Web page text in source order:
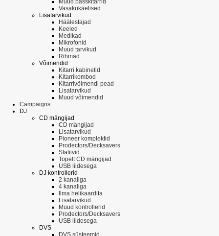
Muud basskitarrid
Vasakukäelised
Lisatarvikud
Häälestajad
Keeled
Medikad
Mikrofonid
Muud tarvikud
Rihmad
Võimendid
Kitarri kabinetid
Kitarrikombod
Kitarrivõimendi pead
Lisatarvikud
Muud võimendid
Campaigns
DJ
CD mängijad
CD mängijad
Lisatarvikud
Pioneer komplektid
Prodectors/Decksavers
Statiivid
Topelt CD mängijad
USB liidesega
DJ kontrollerid
2 kanaliga
4 kanaliga
Ilma helikaardita
Lisatarvikud
Muud kontrollerid
Prodectors/Decksavers
USB liidesega
DVS
DVS süsteemid